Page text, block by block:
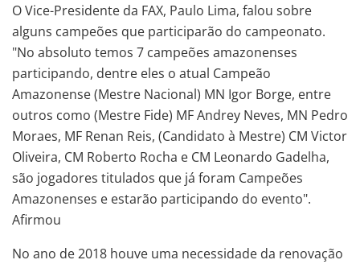
O Vice-Presidente da FAX, Paulo Lima, falou sobre
alguns campeões que participarão do campeonato.
"No absoluto temos 7 campeões amazonenses
participando, dentre eles o atual Campeão
Amazonense (Mestre Nacional) MN Igor Borge, entre
outros como (Mestre Fide) MF Andrey Neves, MN Pedro
Moraes, MF Renan Reis, (Candidato à Mestre) CM Victor
Oliveira, CM Roberto Rocha e CM Leonardo Gadelha,
são jogadores titulados que já foram Campeões
Amazonenses e estarão participando do evento".
Afirmou
No ano de 2018 houve uma necessidade da renovação